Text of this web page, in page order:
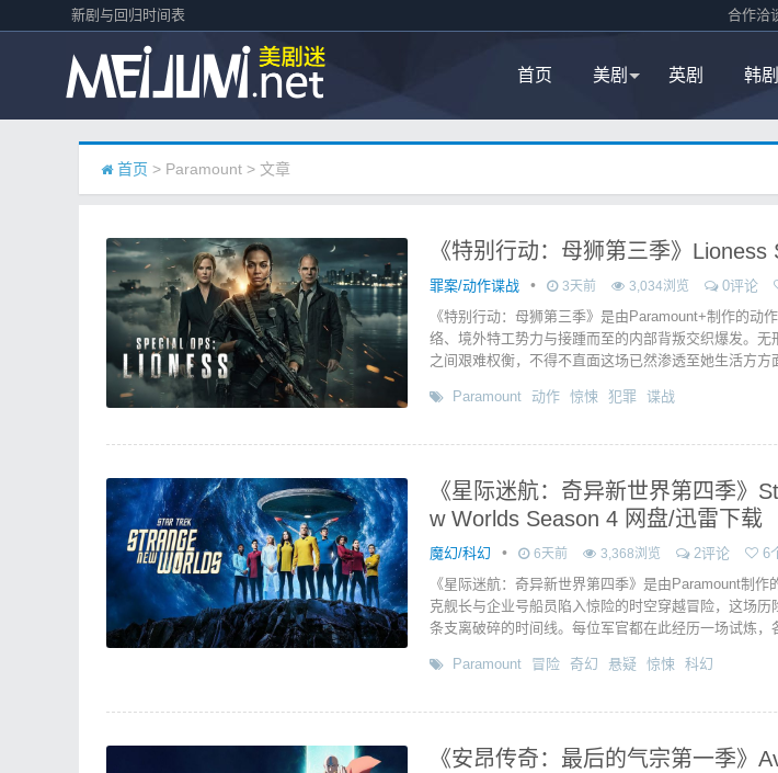
新剧与回归时间表 合作洽
首页 美剧 英剧 韩剧
首页 > Paramount > 文章
《特别行动：母狮第三季》
罪案/动作谍战 • 3天前 3,034浏览 0评论
《特别行动：母狮第三季》是由Paramount+制作的动
络、境外特工势力与接踵而至的内部背叛交织爆发。
之间艰难权衡，不得不直面这场已然渗透至她生活方方
Paramount 动作 惊悚 犯罪 谍战
《星际迷航：奇异新世界第四季》
w Worlds Season 4 网盘/迅雷下载
魔幻/科幻 • 6天前 3,368浏览 2评论
6
《星际迷航：奇异新世界第四季》是由Paramount制
克舰长与企业号船员陷入惊险的时空穿越冒险，这场
条支离破碎的时间线。每位军官都在此经历一场试炼，
Paramount 冒险 奇幻 悬疑 惊悚 科幻
《安昂传奇：最后的气宗第一季》